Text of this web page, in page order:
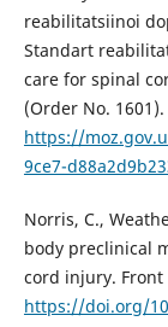
reabilitatsiinoi
Standart
care for spinal
(Order No. 1601).
https://
9ce7-
Norris, C.,
body preclinical
cord injury. Front
https://doi.org/